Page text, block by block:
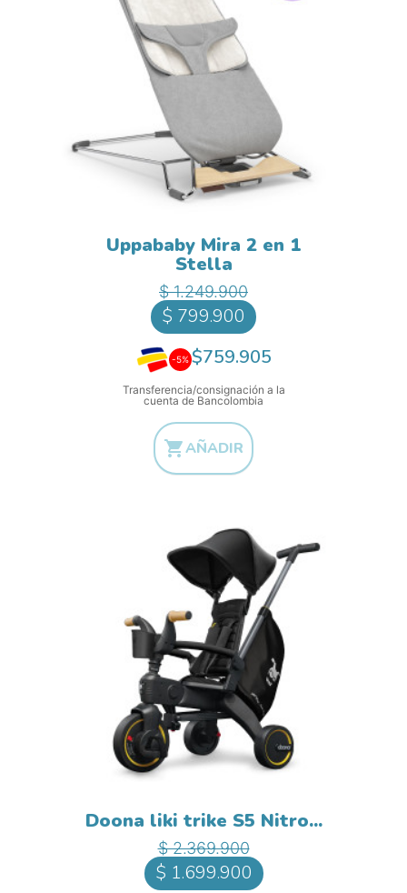
Uppababy Mira 2 en 1
StellaPrecio base
$ 1.249.900
$ 799.900
-5% $759.905
Transferencia/consignación a la
cuenta de Bancolombia
AÑADIR
Doona liki trike S5 Nitro...
Precio base
$ 2.369.900Precio
$ 1.699.900